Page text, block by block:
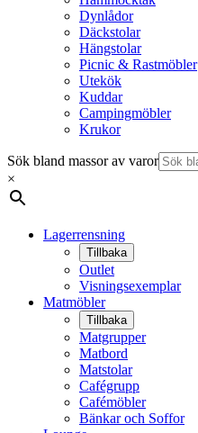
Dynlådor
Däckstolar
Hängstolar
Picnic & Rastmöbler
Utekök
Kuddar
Campingmöbler
Krukor
Sök bland massor av varor
×
Lagerrensning
Tillbaka
Outlet
Visningsexemplar
Matmöbler
Tillbaka
Matgrupper
Matbord
Matstolar
Cafégrupp
Cafémöbler
Bänkar och Soffor